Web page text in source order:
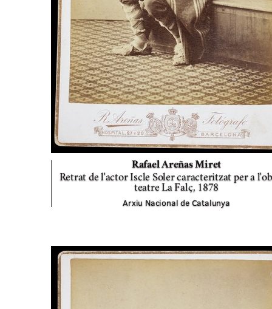
Rafael Areñas Miret
Retrat de l'actor Iscle Soler caracteritzat per a
teatre La Falç, 1878
Arxiu Nacional de Catalunya